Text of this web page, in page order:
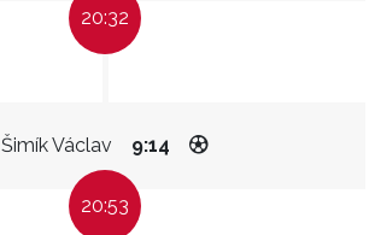
20:32
Šimík Václav 9:14
20:53